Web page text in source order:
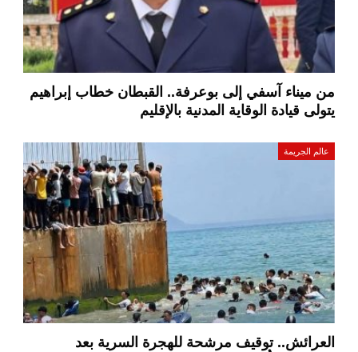
من ميناء آسفي إلى بوعرفة.. القبطان خطاب إبراهيم
يتولى قيادة الوقاية المدنية بالإقليم
عالم الجريمة
العرائش.. توقيف مرشحة للهجرة السرية بعد